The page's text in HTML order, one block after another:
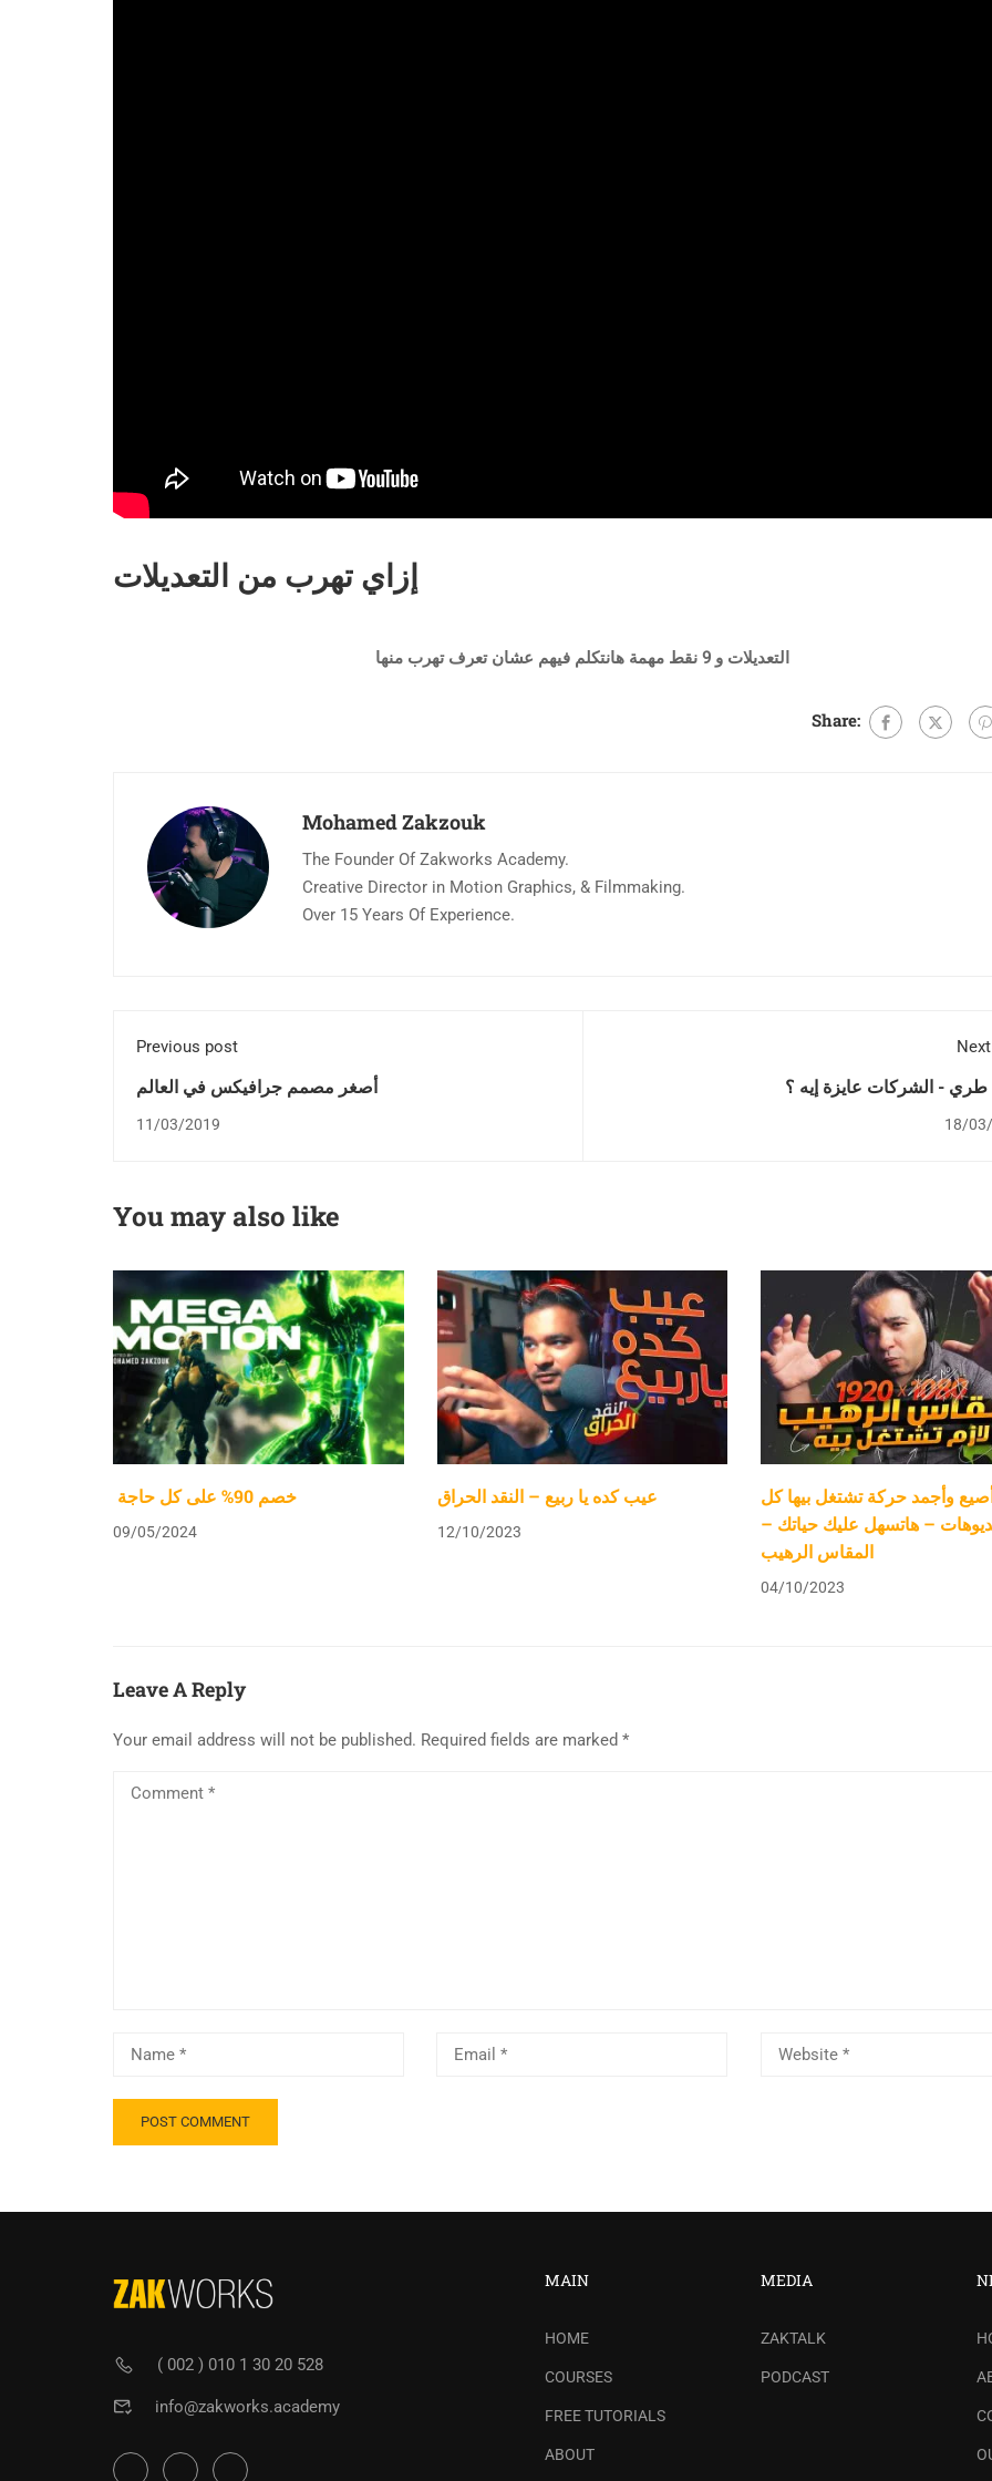
إزاي تهرب من التعديلات
التعديلات و 9 نقط مهمة هانتكلم فيهم عشان تعرف تهرب منها
Share:
Mohamed Zakzouk
The Founder Of Zakworks Academy.
Creative Director in Motion Graphics, & Filmmaking.
Over 15 Years Of Experience.
Previous post
أصغر مصمم جرافيكس في العالم
11/03/2019
طري - الشركات عايزة إيه ؟
18/
You may also like
خصم 90% على كل حاجة
09/05/2024
عيب كده يا ربيع – النقد الحراق
12/10/2023
وأجمد حركة تشتغل بيها كل
– هاتسهل عليك حياتك –
المقاس الرهيب
04/10/2023
Leave A Reply
Your email address will not be published. Required fields are marked *
( 002 ) 010 1 30 20 528
info@zakworks.academy
MAIN
HOME
COURSES
FREE TUTORIALS
ABOUT
MEDIA
ZAKTALK
PODCAST